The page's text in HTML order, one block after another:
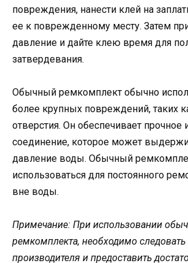
повреждения, нанести клей на
ее к поврежденному месту. Затем
давление и дайте клею время для
затвердевания.
Обычный ремкомплект обычно
более крупных повреждений, таких
отверстия. Он обеспечивает прочное
соединение, которое может
давление воды. Обычный
использоваться для постоянного
вне воды.
Примечание: При использовании
ремкомплекта, необходимо
производителя и предоставить